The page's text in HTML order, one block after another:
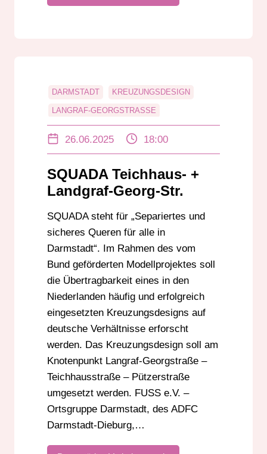
DARMSTADT KREUZUNGSDESIGN
LANGRAF-GEORGSTRASSE
SQUADA
26.06.2025 18:00
SQUADA Teichhaus- +
Landgraf-Georg-Str.
SQUADA steht für „Separiertes und
sicheres Queren für alle in
Darmstadt“. Im Rahmen des vom
Bund geförderten Modellprojektes soll
die Übertragbarkeit eines in den
Niederlanden häufig und erfolgreich
eingesetzten Kreuzungsdesigns auf
deutsche Verhältnisse erforscht
werden. Das Kreuzungsdesign soll am
Knotenpunkt Langraf-Georgstraße –
Teichhausstraße – Pützerstraße
umgesetzt werden. FUSS e.V. –
Ortsgruppe Darmstadt, des ADFC
Darmstadt-Dieburg,…